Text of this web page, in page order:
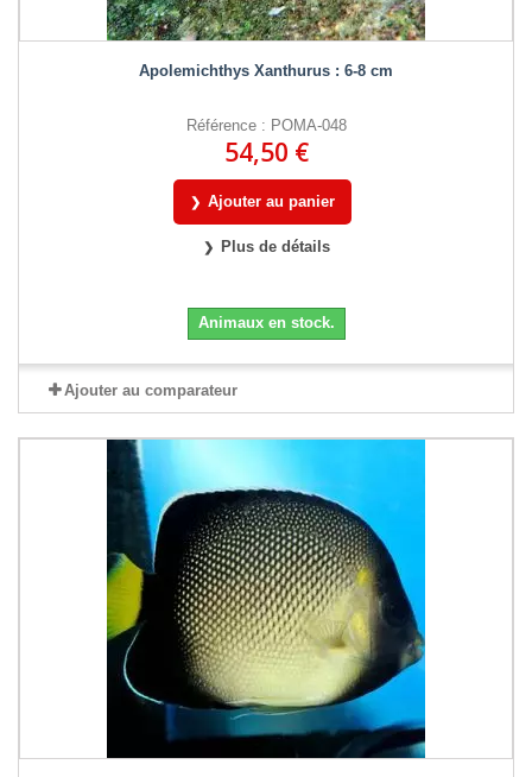
Apolemichthys Xanthurus : 6-8 cm
Référence : POMA-048
54,50 €
Ajouter au panier
Plus de détails
Animaux en stock.
Ajouter au comparateur